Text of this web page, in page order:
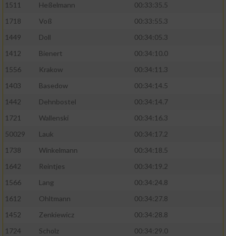
1511
Heßelmann
00:33:35.5
1718
Voß
00:33:55.3
1449
Doll
00:34:05.3
1412
Bienert
00:34:10.0
1556
Krakow
00:34:11.3
1403
Basedow
00:34:14.5
1442
Dehnbostel
00:34:14.7
1721
Wallenski
00:34:16.3
50029
Lauk
00:34:17.2
1738
Winkelmann
00:34:18.5
1642
Reintjes
00:34:19.2
1566
Lang
00:34:24.8
1612
Ohltmann
00:34:27.8
1452
Zenkiewicz
00:34:28.8
1724
Scholz
00:34:29.0